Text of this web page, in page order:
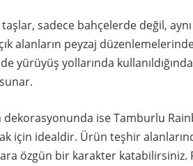
taşlar, sadece bahçelerde değil,
alanların peyzaj
yürüyüş yollarında
dekorasyonunda ise Tamburlu
için idealdir. Ürün teşhir
özgün bir karakter katabilirsiniz.